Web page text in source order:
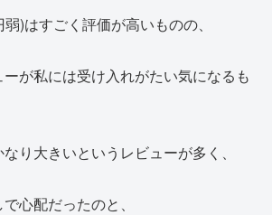
)はすごく評価が高いものの、
が私には受け入れがたい気になるも
り大きいというレビューが多く、
心配だったのと、